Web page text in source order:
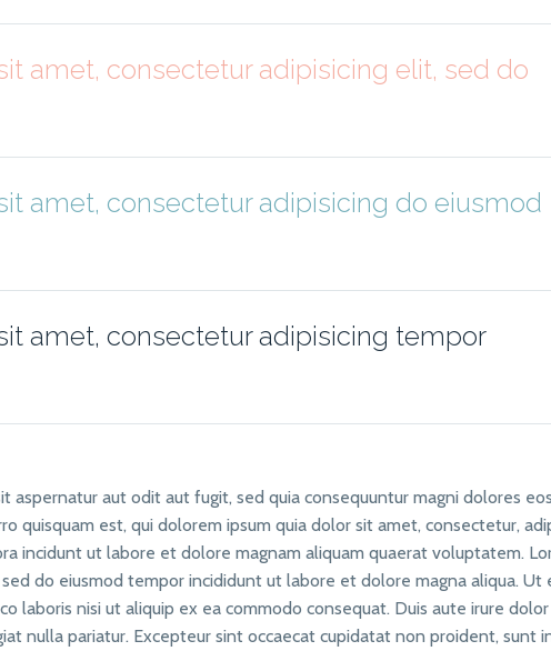
amet, consectetur adipisicing elit, sed do
amet, consectetur adipisicing do eiusmod
amet, consectetur adipisicing tempor
aspernatur aut odit aut fugit, sed quia consequuntur magni dolores
quisquam est, qui dolorem ipsum quia dolor sit amet, consectetur,
incidunt ut labore et dolore magnam aliquam quaerat voluptatem.
do eiusmod tempor incididunt ut labore et dolore magna aliqua. Ut
laboris nisi ut aliquip ex ea commodo consequat. Duis aute irure dolor
nulla pariatur. Excepteur sint occaecat cupidatat non proident, sunt